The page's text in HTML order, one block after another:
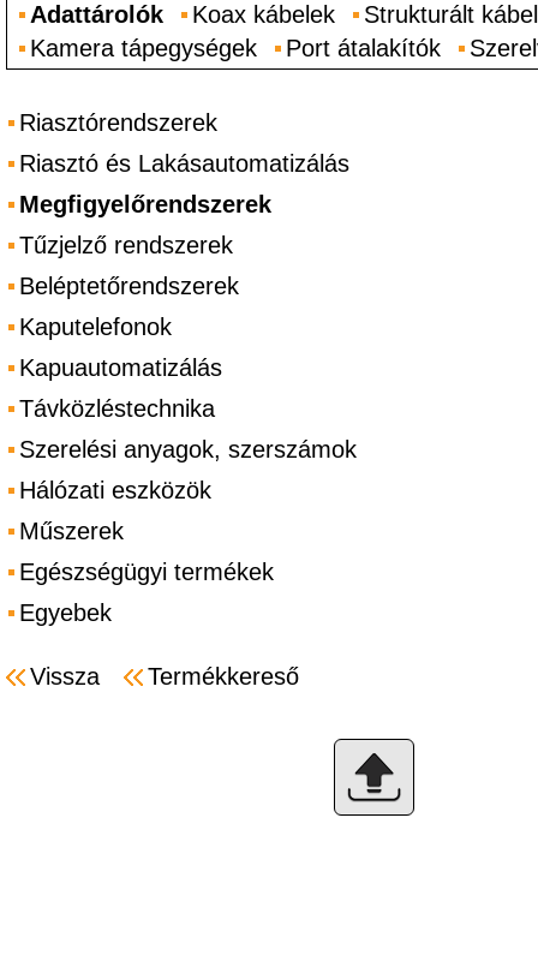
Adattárolók
Koax kábelek
Strukturált
Kamera tápegységek
Port átalakítók
Riasztórendszerek
Riasztó és Lakásautomatizálás
Megfigyelőrendszerek
Tűzjelző rendszerek
Beléptetőrendszerek
Kaputelefonok
Kapuautomatizálás
Távközléstechnika
Szerelési anyagok, szerszámok
Hálózati eszközök
Műszerek
Egészségügyi termékek
Egyebek
Vissza Termékkereső